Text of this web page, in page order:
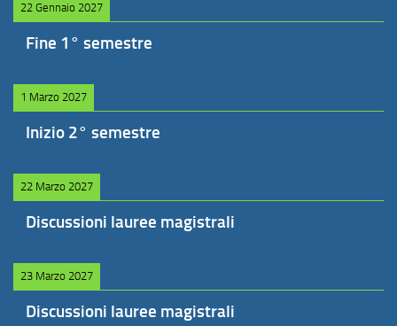
22 Gennaio 2027
Fine 1° semestre
1 Marzo 2027
Inizio 2° semestre
22 Marzo 2027
Discussioni lauree magistrali
23 Marzo 2027
Discussioni lauree magistrali